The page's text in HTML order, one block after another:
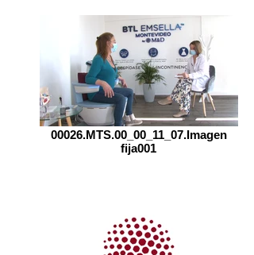
00026.MTS.00_00_11_07.Imagen
fija001